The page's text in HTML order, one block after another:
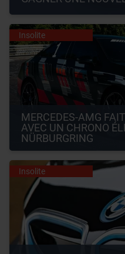
Insolite
MERCEDES-AMG
AVEC UN CHRONO
NÜRBURGRING
Insolite